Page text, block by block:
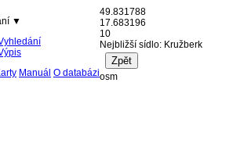
▼
Manuál O databázi
49.831788
17.683196
10
Nejbližší sídlo: Kružberk
osm